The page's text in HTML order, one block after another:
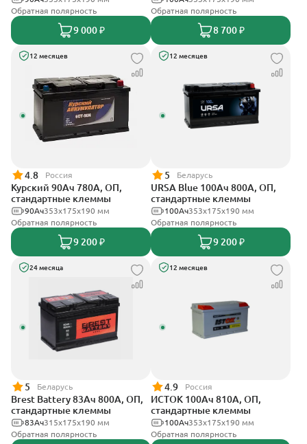
Обратная полярность
9 000 ₽
Обратная полярность
8 700 ₽
12 месяцев
4.8 Россия
Курский 90Ач 780А, ОП,
стандартные клеммы
353x175x190 мм
90Ач
Обратная полярность
9 200 ₽
12 месяцев
5 Беларусь
URSA Blue 100Ач 800А, ОП,
стандартные клеммы
353х175х190 мм
100Ач
Обратная полярность
9 200 ₽
24 месяца
5 Беларусь
Brest Battery 83Ач 800А, ОП,
стандартные клеммы
315x175x190 мм
83Ач
Обратная полярность
12 месяцев
4.9 Россия
ИСТОК 100Ач 810А, ОП,
стандартные клеммы
353х175х190 мм
100Ач
Обратная полярность